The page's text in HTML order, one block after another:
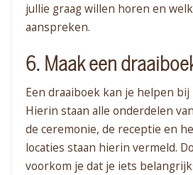
jullie graag willen horen en
aanspreken.
6. Maak een
Een draaiboek kan je helpen
Hierin staan alle onderdelen
de ceremonie, de receptie en
locaties staan hierin vermeld.
voorkom je dat je iets